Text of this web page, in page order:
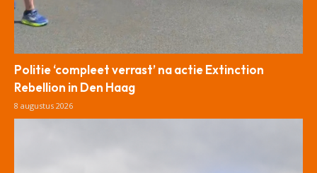
Politie ‘compleet verrast’ na actie Extinction
Rebellion in Den Haag
8 augustus 2026